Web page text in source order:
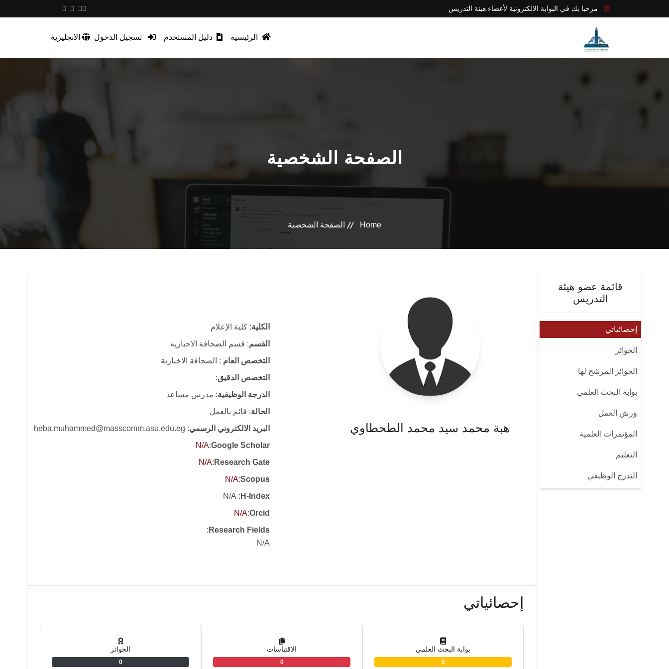
مرحبا بك في البوابة الالكترونية لأعضاء هيئة التدريس
الرئيسية دليل المستخدم تسجيل الدخول الانجليزية
الصفحة الشخصية
Home الصفحة الشخصية
قائمة عضو هيئة
التدريس
إحصائياتي
الجوائز
الجوائز المرشح لها
بوابة البحث العلمي
ورش العمل
المؤتمرات العلمية
التعليم
التدرج الوظيفي
هبة محمد سيد محمد الطحطاوي
الكلية: كلية الإعلام
القسم: قسم الصحافة الاخبارية
التخصص العام : الصحافة الاخبارية
التخصص الدقيق:
الدرجة الوظيفية: مدرس مساعد
الحالة: قائم بالعمل
البريد الالكتروني الرسمي: heba.muhammed@masscomm.asu.edu.eg
Google Scholar
:
N/A
Research Gate
:
N/A
Scopus
:
N/A
H-Index
: N/A
Orcid
:
N/A
Research Fields
:
N/A
إحصائياتي
بوابة البحث العلمي
0
الاقتباسات
0
الجوائز
0